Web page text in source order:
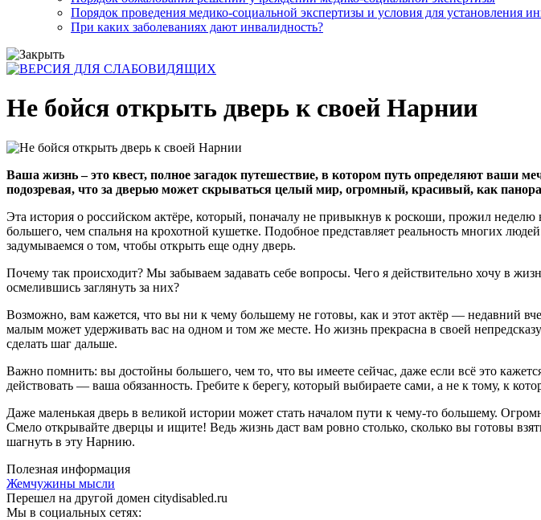
Порядок проведения медико-социальной экспертизы и условия для установления
При каких заболеваниях дают инвалидность?
Не бойся открыть дверь к своей Нарнии
Ваша жизнь – это квест, полное загадок путешествие, в котором путь определяют ваши
подозревая, что за дверью может скрываться целый мир, огромный, красивый, как
Эта история о российском актёре, который, поначалу не привыкнув к роскоши, прожил
большего, чем спальня на крохотной кушетке. Подобное представляет реальность многих
задумываемся о том, чтобы открыть еще одну дверь.
Почему так происходит? Мы забываем задавать себе вопросы. Чего я действительно хочу в
осмелившись заглянуть за них?
Возможно, вам кажется, что вы ни к чему большему не готовы, как и этот актёр — недавний
малым может удерживать вас на одном и том же месте. Но жизнь прекрасна в своей
сделать шаг дальше.
Важно помнить: вы достойны большего, чем то, что вы имеете сейчас, даже если всё это
действовать — ваша обязанность. Гребите к берегу, который выбираете сами, а не к тому, к
Даже маленькая дверь в великой истории может стать началом пути к чему-то большему.
Смело открывайте дверцы и ищите! Ведь жизнь даст вам ровно столько, сколько вы готовы
шагнуть в эту Нарнию.
Полезная информация
Жемчужины мысли
Перешел на другой домен citydisabled.ru
Мы в социальных сетях: